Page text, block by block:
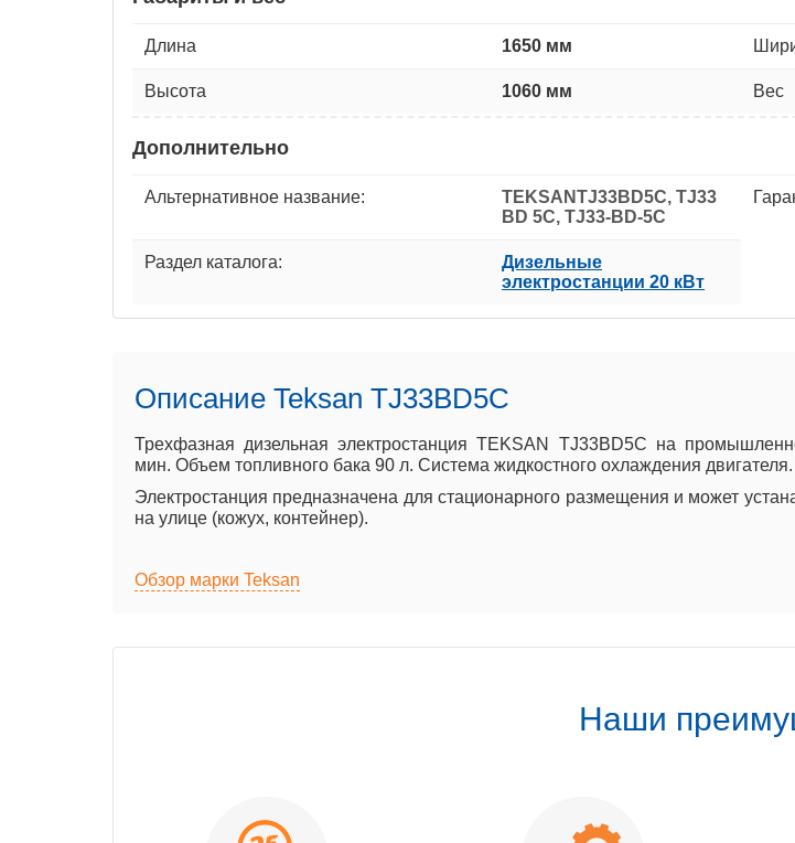
Длина 1650 мм
Высота 1060 мм Вес
Дополнительно
Альтернативное название:
TEKSANTJ33BD5C, TJ33
BD 5C, TJ33-BD-5C
Раздел каталога:
Дизельные
электростанции 20 кВт
Описание Teksan TJ33BD5C
Трехфазная дизельная электростанция TEKSAN TJ33BD5C на
мин. Объем топливного бака 90 л. Система жидкостного охлаждения
Электростанция предназначена для стационарного размещения и может
на улице (кожух, контейнер).
Обзор марки Teksan
Наши